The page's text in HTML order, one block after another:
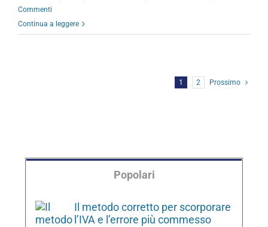
Commenti
Continua a leggere
1 2 Prossimo
Popolari
Il metodo corretto per scorporare
l’IVA e l’errore più commesso